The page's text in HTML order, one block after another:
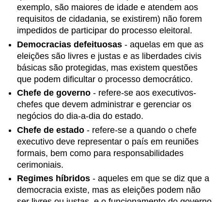
exemplo, são maiores de idade e atendem aos
requisitos de cidadania, se existirem) não forem
impedidos de participar do processo eleitoral.
Democracias defeituosas - aquelas em que as
eleições são livres e justas e as liberdades civis
básicas são protegidas, mas existem questões
que podem dificultar o processo democrático.
Chefe de governo - refere-se aos executivos-
chefes que devem administrar e gerenciar os
negócios do dia-a-dia do estado.
Chefe de estado - refere-se a quando o chefe
executivo deve representar o país em reuniões
formais, bem como para responsabilidades
cerimoniais.
Regimes híbridos - aqueles em que se diz que a
democracia existe, mas as eleições podem não